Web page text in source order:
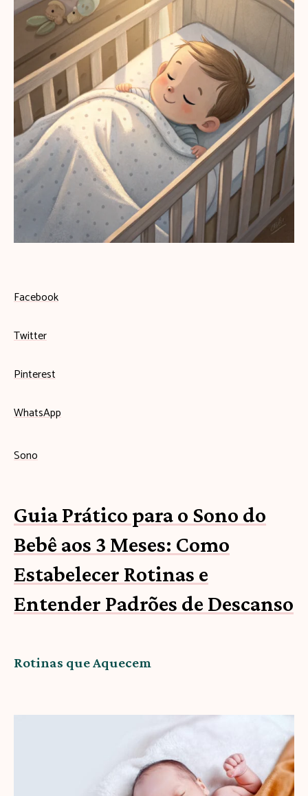
Facebook
Twitter
Pinterest
WhatsApp
Sono
Guia Prático para o Sono do
Bebê aos 3 Meses: Como
Estabelecer Rotinas e
Entender Padrões de Descanso
Rotinas que Aquecem